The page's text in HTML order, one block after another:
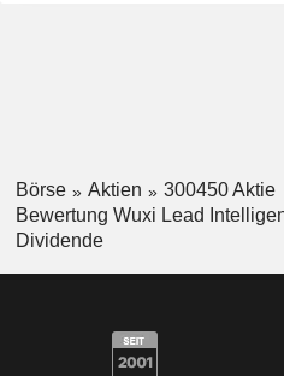
Börse Aktien
300450 Aktie
Bewertung Wuxi Lead
Dividende